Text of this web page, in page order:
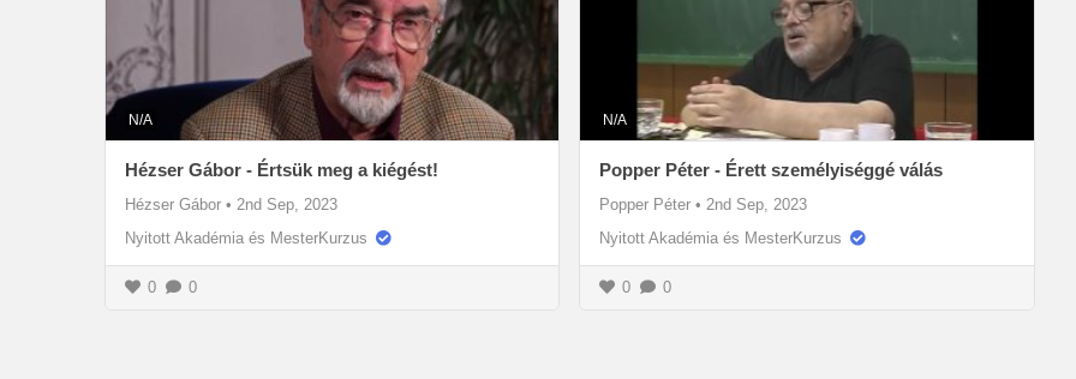
N/A
Hézser Gábor - Értsük meg a kiégést!
Hézser Gábor • 2nd Sep, 2023
Nyitott Akadémia és MesterKurzus
0 0
N/A
Popper Péter - Érett személyiséggé válás
Popper Péter • 2nd Sep, 2023
Nyitott Akadémia és MesterKurzus
0 0